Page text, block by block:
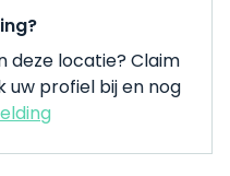
deze locatie? Claim
uw profiel bij en nog